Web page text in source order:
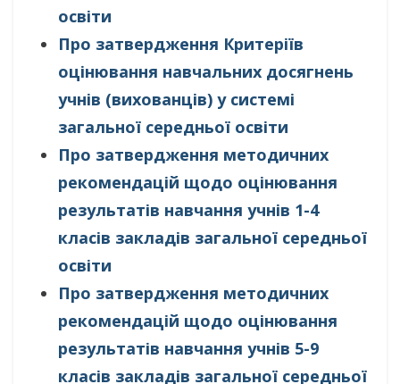
освіти
Про затвердження Критеріїв
оцінювання навчальних досягнень
учнів (вихованців) у системі
загальної середньої освіти
Про затвердження методичних
рекомендацій щодо оцінювання
результатів навчання учнів 1-4
класів закладів загальної середньої
освіти
Про затвердження методичних
рекомендацій щодо оцінювання
результатів навчання учнів 5-9
класів закладів загальної середньої